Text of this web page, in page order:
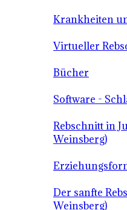
Krankheiten
Virtueller
Bücher
Software -
Rebschnitt in
Weinsberg)
Der sanfte
Weinsberg)